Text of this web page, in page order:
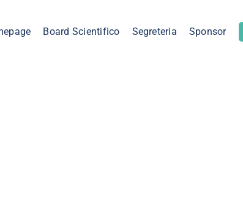
Board Scientifico Segreteria Sponsor